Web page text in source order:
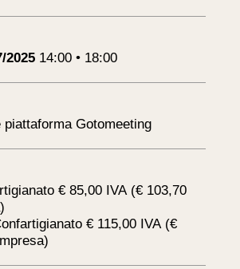
2025 14:00 • 18:00
Gotomeeting
€ 85,00 IVA (€ 103,70
€ 115,00 IVA (€